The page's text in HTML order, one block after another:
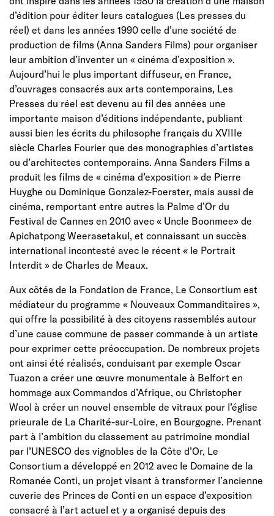
d’édition pour éditer leurs catalogues (Les presses du
réel) et dans les années 1990 celle d’une société de
production de films (Anna Sanders Films) pour organiser
leur ambition d’inventer un « cinéma d’exposition ».
Aujourd’hui le plus important diffuseur, en France,
d’ouvrages consacrés aux arts contemporains, Les
Presses du réel est devenu au fil des années une
importante maison d’éditions indépendante, publiant
aussi bien les écrits du philosophe français du XVIIIe
siècle Charles Fourier que des monographies d’artistes
ou d’architectes contemporains. Anna Sanders Films a
produit les films de « cinéma d’exposition » de Pierre
Huyghe ou Dominique Gonzalez-Foerster, mais aussi de
cinéma, remportant entre autres la Palme d’Or du
Festival de Cannes en 2010 avec « Uncle Boonmee» de
Apichatpong Weerasetakul, et connaissant un succès
international incontesté avec le récent « le Portrait
Interdit » de Charles de Meaux.
Aux côtés de la Fondation de France, Le Consortium est
médiateur du programme « Nouveaux Commanditaires »,
qui offre la possibilité à des citoyens rassemblés autour
d’une cause commune de passer commande à un artiste
pour exprimer cette préoccupation. De nombreux projets
ont ainsi été réalisés, conduisant par exemple Oscar
Tuazon a créer une œuvre monumentale à Belfort en
hommage aux Commandos d’Afrique, ou Christopher
Wool à créer un nouvel ensemble de vitraux pour l’église
prieurale de La Charité-sur-Loire, en Bourgogne. Prenant
part à l’ambition du classement au patrimoine mondial
par l’UNESCO des vignobles de la Côte d’Or, Le
Consortium a développé en 2012 avec le Domaine de la
Romanée Conti, un projet visant à transformer l’ancienne
cuverie des Princes de Conti en un espace d’exposition
consacré à l’art actuel et y a organisé depuis des